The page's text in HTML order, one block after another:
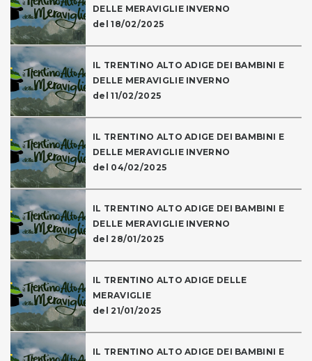
DELLE MERAVIGLIE INVERNO
del 18/02/2025
IL TRENTINO ALTO ADIGE DEI BAMBINI E
DELLE MERAVIGLIE INVERNO
del 11/02/2025
IL TRENTINO ALTO ADIGE DEI BAMBINI E
DELLE MERAVIGLIE INVERNO
del 04/02/2025
IL TRENTINO ALTO ADIGE DEI BAMBINI E
DELLE MERAVIGLIE INVERNO
del 28/01/2025
IL TRENTINO ALTO ADIGE DELLE
MERAVIGLIE
del 21/01/2025
IL TRENTINO ALTO ADIGE DEI BAMBINI E